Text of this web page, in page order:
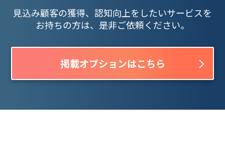
見込み顧客の獲得、認知向上をしたいサービスを
お持ちの方は、是非ご依頼ください。
掲載オプションはこちら